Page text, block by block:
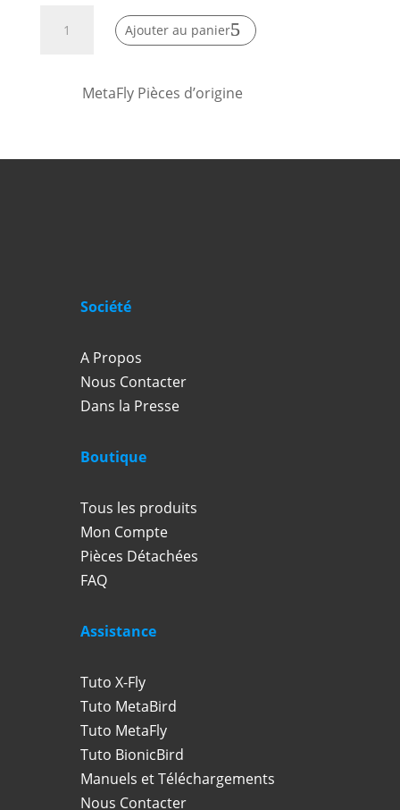
MetaFly
Ajouter au panier
MetaFly Pièces d’origine
Société
A Propos
Nous Contacter
Dans la Presse
Boutique
Tous les produits
Mon Compte
Pièces Détachées
FAQ
Assistance
Tuto X-Fly
Tuto MetaBird
Tuto MetaFly
Tuto BionicBird
Manuels et Téléchargements
Nous Contacter